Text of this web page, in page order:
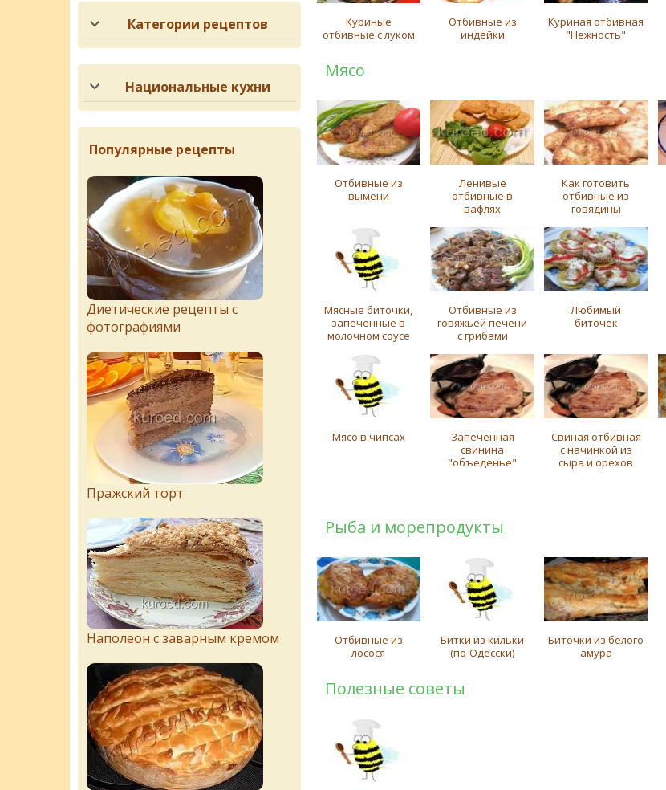
Куриные
отбивные с луком
Отбивные из
индейки
Куриная отбивная
"Нежность"
Мясо
Отбивные из
вымени
Ленивые
отбивные в
вафлях
Как готовить
отбивные из
говядины
Мясные биточки,
запеченные в
молочном соусе
Отбивные из
говяжьей печени
с грибами
Любимый
биточек
Мясо в чипсах
Запеченная
свинина
"объеденье"
Свиная отбивная
с начинкой из
сыра и орехов
Рыба и морепродукты
Отбивные из
лосося
Битки из кильки
(по-Одесски)
Биточки из белого
амура
Полезные советы
Категории рецептов
Национальные кухни
Популярные рецепты
Диетические рецепты с
фотографиями
Пражский торт
Наполеон с заварным кремом